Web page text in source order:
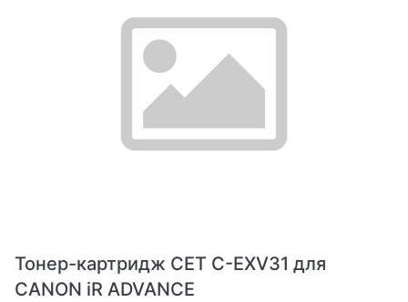
Тонер-картридж CET C-EXV31 для
CANON iR ADVANCE